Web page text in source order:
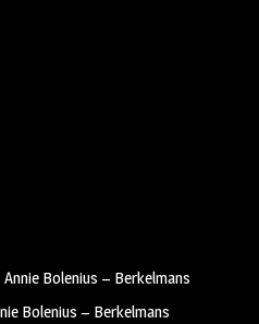
Annie Bolenius – Berkelmans
Bolenius – Berkelmans